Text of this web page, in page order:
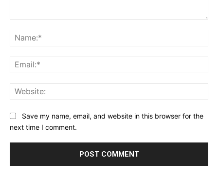
Save my name, email, and website in this browser for the
next time I comment.